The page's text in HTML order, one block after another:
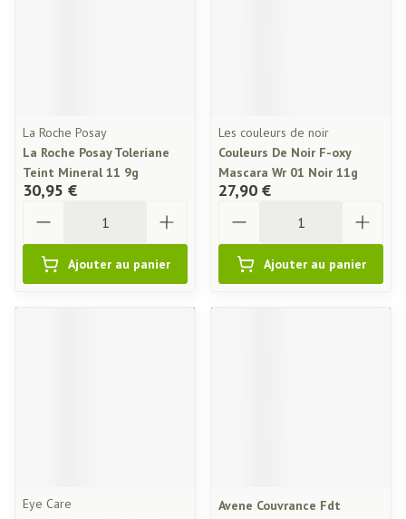
La Roche Posay
La Roche Posay Toleriane
Teint Mineral 11 9g
30,95 €
Ajouter au panier
Les couleurs de noir
Couleurs De Noir F-oxy
Mascara Wr 01 Noir 11g
27,90 €
Ajouter au panier
Eye Care
Avene Couvrance Fdt